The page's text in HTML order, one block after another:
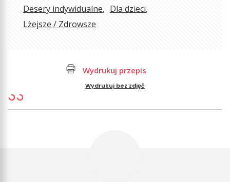
Desery indywidualne
Dla dzieci
Lżejsze / Zdrowsze
Wydrukuj przepis
Wydrukuj bez zdjęć